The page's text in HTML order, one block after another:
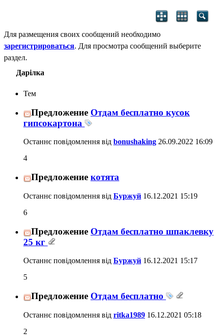
Для размещения своих сообщений необходимо
зарегистрироваться. Для просмотра сообщений выберите
раздел.
Дарілка
Тем
Предложение Отдам бесплатно кусок
гипсокартона
Останнє повідомлення від bonushaking 26.09.2022 16:09
4
Предложение котята
Останнє повідомлення від Буржуй 16.12.2021 15:19
6
Предложение Отдам бесплатно шпаклевку
25 кг
Останнє повідомлення від Буржуй 16.12.2021 15:17
5
Предложение Отдам бесплатно
Останнє повідомлення від ritka1989 16.12.2021 05:18
2